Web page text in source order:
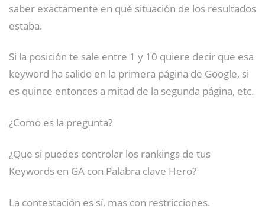
saber exactamente en qué situación de los resultados
estaba.
Si la posición te sale entre 1 y 10 quiere decir que esa
keyword ha salido en la primera página de Google, si
es quince entonces a mitad de la segunda página, etc.
¿Como es la pregunta?
¿Que si puedes controlar los rankings de tus
Keywords en GA con Palabra clave Hero?
La contestación es sí, mas con restricciones.